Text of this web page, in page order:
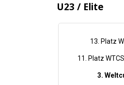
U23 / Elite
13. Platz
11. Platz
3.